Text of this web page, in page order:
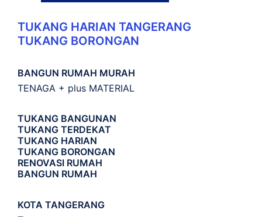
TUKANG HARIAN TANGERANG
TUKANG BORONGAN
BANGUN RUMAH MURAH
TENAGA + plus MATERIAL
TUKANG BANGUNAN
TUKANG TERDEKAT
TUKANG HARIAN
TUKANG BORONGAN
RENOVASI RUMAH
BANGUN RUMAH
KOTA TANGERANG